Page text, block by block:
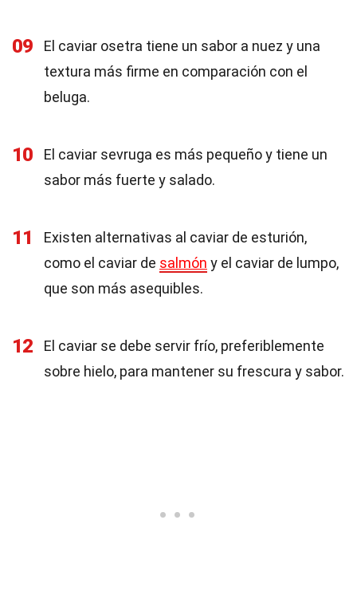
09
El caviar osetra tiene un sabor a nuez y una
textura más firme en comparación con el
beluga.
10
El caviar sevruga es más pequeño y tiene un
sabor más fuerte y salado.
11
Existen alternativas al caviar de esturión,
como el caviar de salmón y el caviar de lumpo,
que son más asequibles.
12
El caviar se debe servir frío, preferiblemente
sobre hielo, para mantener su frescura y sabor.